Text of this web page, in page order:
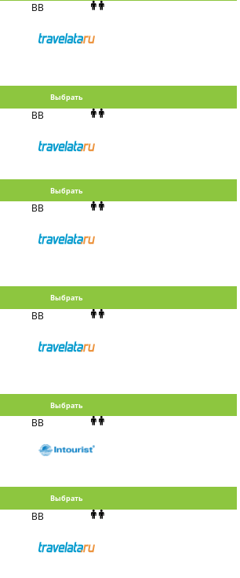
BB
Выбрать
BB
Выбрать
BB
Выбрать
BB
Выбрать
BB
Выбрать
BB